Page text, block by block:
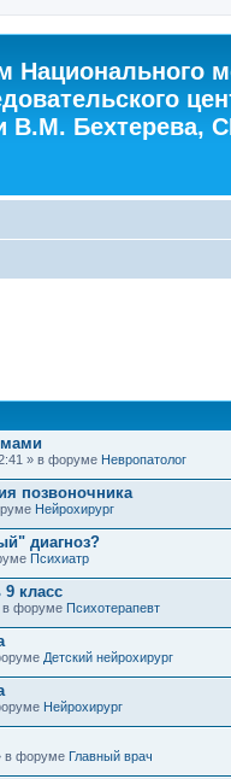
Национального
В.М. Бехтерева,
» в форуме Невропатолог
позвоночника
Нейрохирург
диагноз?
Психиатр
9 класс
в форуме Психотерапевт
Детский нейрохирург
Нейрохирург
в форуме Главный врач